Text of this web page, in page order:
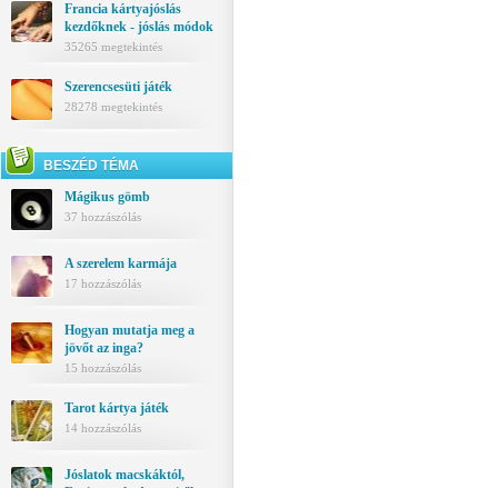
Francia kártyajóslás
kezdőknek - jóslás módok
35265 megtekintés
Szerencsesüti játék
28278 megtekintés
BESZÉD TÉMA
Mágikus gömb
37 hozzászólás
A szerelem karmája
17 hozzászólás
Hogyan mutatja meg a
jövőt az inga?
15 hozzászólás
Tarot kártya játék
14 hozzászólás
Jóslatok macskáktól,